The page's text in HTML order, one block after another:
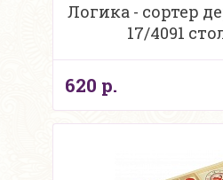
Логика - сортер
17/4091
620 р.